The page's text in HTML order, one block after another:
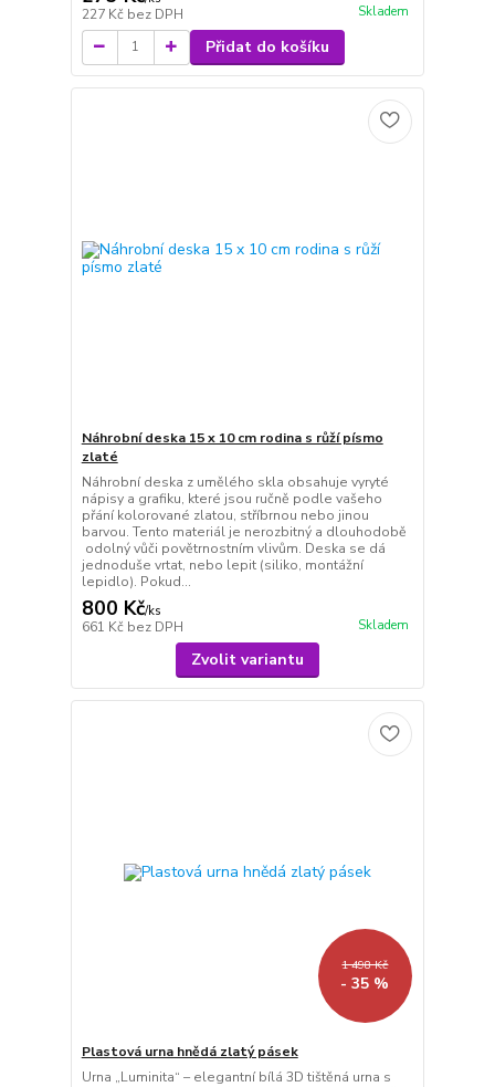
227 Kč bez DPH Skladem
Přidat do košíku
Náhrobní deska 15 x 10 cm rodina s růží písmo
zlaté
Náhrobní deska z umělého skla obsahuje vyryté
nápisy a grafiku, které jsou ručně podle vašeho
přání kolorované zlatou, stříbrnou nebo jinou
barvou. Tento materiál je nerozbitný a dlouhodobě
odolný vůči povětrnostním vlivům. Deska se dá
jednoduše vrtat, nebo lepit (siliko, montážní
lepidlo). Pokud...
800 Kč/ks
661 Kč bez DPH Skladem
Zvolit variantu
1 498 Kč
- 35 %
Plastová urna hnědá zlatý pásek
Urna „Luminita“ – elegantní bílá 3D tištěná urna s